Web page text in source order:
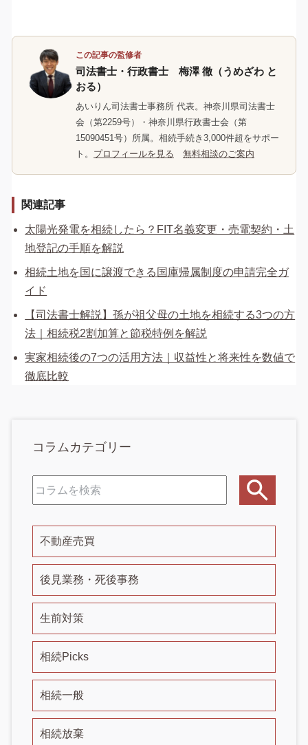
この記事の監修者
司法書士・行政書士 梅澤 徹（うめざわ と
おる）
あいりん司法書士事務所 代表。神奈川県司法書士
会（第2259号）・神奈川県行政書士会（第
15090451号）所属。相続手続き3,000件超をサポー
ト。 プロフィールを見る 無料相談のご案内
関連記事
太陽光発電を相続したら？FIT名義変更・売電契約・土
地登記の手順を解説
相続土地を国に譲渡できる国庫帰属制度の申請完全ガ
イド
【司法書士解説】孫が祖父母の土地を相続する3つの方
法｜相続税2割加算と節税特例を解説
実家相続後の7つの活用方法｜収益性と将来性を数値で
徹底比較
コラムカテゴリー
不動産売買
後見業務・死後事務
生前対策
相続Picks
相続一般
相続放棄